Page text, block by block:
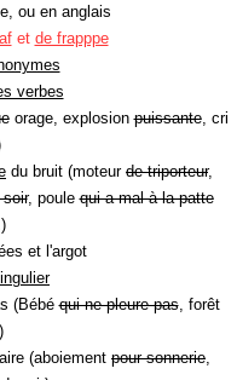
ou en anglais
et de frapppe
verbes
orage, explosionpuissante, cri
du bruit (moteur de triporteur,
, poulequi a mal à la patte
et l'argot
(Bébéqui ne pleure pas, forêt
(aboiement pour sonnerie